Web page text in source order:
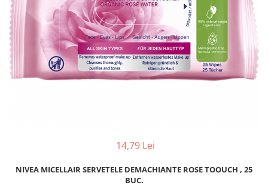
Hârtie
Lavete și bureți
Lumanari
Mopuri
Mănuși
Detergenți și balsam de rufe
Dispensere/dozatoare
Servețele umede
Plicuri
Tipizate
Tuș & more
14,79 Lei
NIVEA MICELLAIR SERVETELE DEMACHIANTE ROSE TOOUCH , 25
BUC.